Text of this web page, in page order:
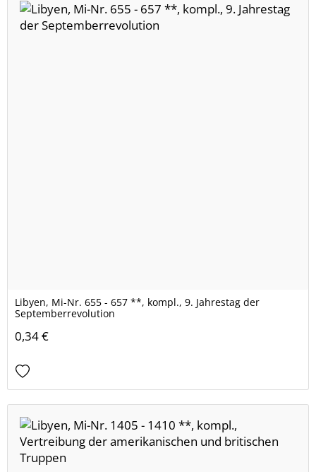
Libyen, Mi-Nr. 655 - 657 **, kompl., 9. Jahrestag der
Septemberrevolution
0,34 €